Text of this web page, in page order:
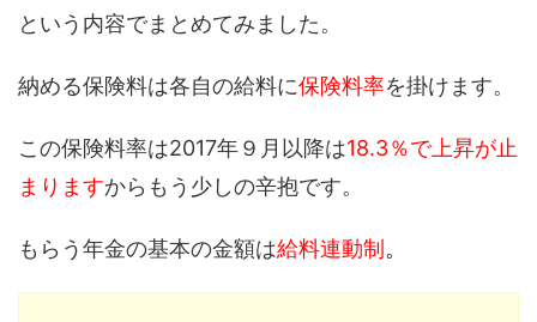
という内容でまとめてみました。
納める保険料は各自の給料に保険料率を掛けます。
この保険料率は2017年９月以降は18.3％で上昇が止
まりますからもう少しの辛抱です。
もらう年金の基本の金額は給料連動制 。